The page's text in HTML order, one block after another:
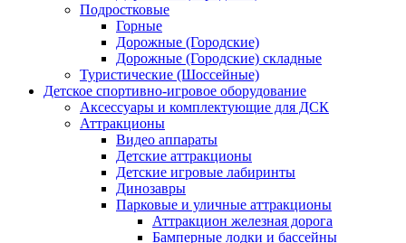
Подростковые
Горные
Дорожные (Городские)
Дорожные (Городские) складные
Туристические (Шоссейные)
Детское спортивно-игровое оборудование
Аксессуары и комплектующие для ДСК
Аттракционы
Видео аппараты
Детские аттракционы
Детские игровые лабиринты
Динозавры
Парковые и уличные аттракционы
Аттракцион железная дорога
Бамперные лодки и бассейны